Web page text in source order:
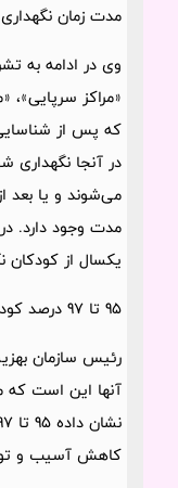
مدت زمان
وی در ادامه به
«مراکز سرپایی»،
که پس از
در آنجا
مدت وجود دارد.
یکسال از
95 تا 97 درصد کودکان خیابانی دارای "خانواده" هستند
رئیس سازمان
آنها این است که
کاهش آسیب و